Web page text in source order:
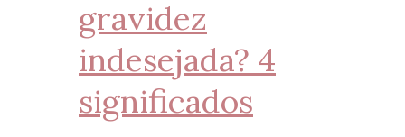
gravidez
indesejada? 4
significados